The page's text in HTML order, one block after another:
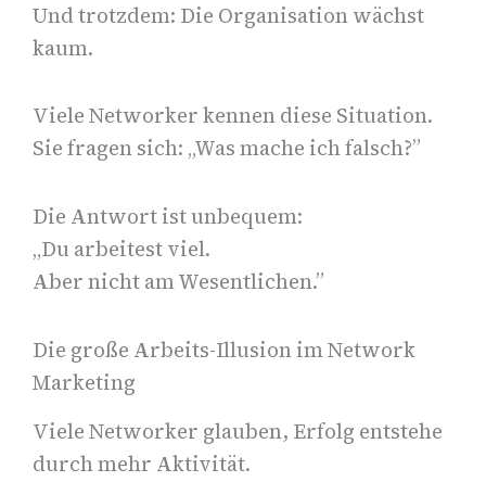
Und trotzdem: Die Organisation wächst
kaum.
Viele Networker kennen diese Situation.
Sie fragen sich: „Was mache ich falsch?”
Die Antwort ist unbequem:
„Du arbeitest viel.
Aber nicht am Wesentlichen.”
Die große Arbeits-Illusion im Network
Marketing
Viele Networker glauben, Erfolg entstehe
durch mehr Aktivität.